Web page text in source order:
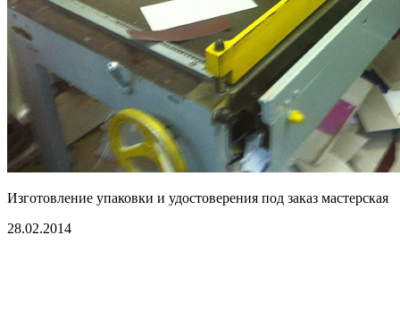
Изготовление упаковки и удостоверения под заказ мастерская
28.02.2014